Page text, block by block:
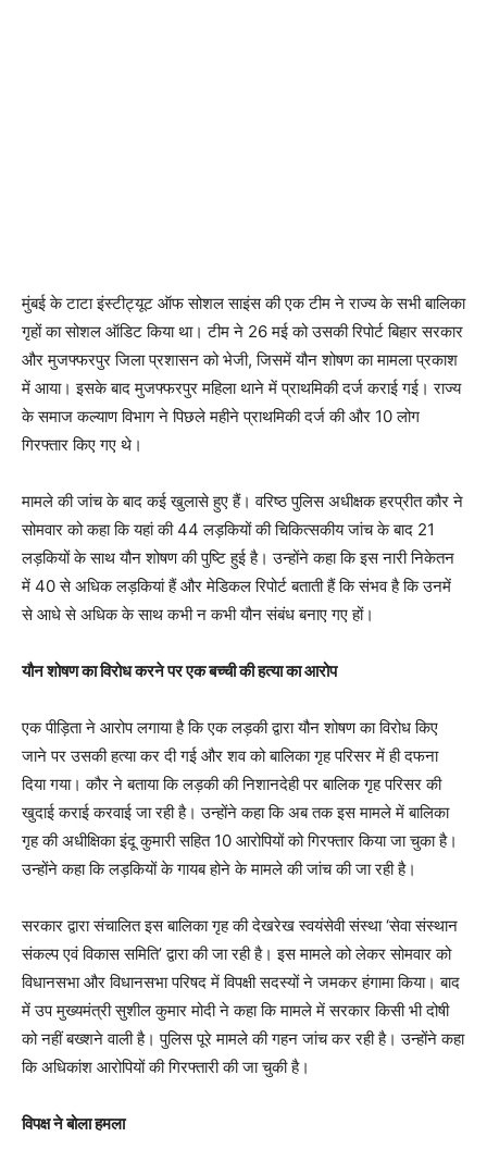
मुंबई के टाटा इंस्टीट्यूट ऑफ सोशल साइंस की एक टीम ने राज्य के सभी बालिका
गृहों का सोशल ऑडिट किया था। टीम ने 26 मई को उसकी रिपोर्ट बिहार सरकार
और मुजफ्फरपुर जिला प्रशासन को भेजी, जिसमें यौन शोषण का मामला प्रकाश
में आया। इसके बाद मुजफ्फरपुर महिला थाने में प्राथमिकी दर्ज कराई गई। राज्य
के समाज कल्याण विभाग ने पिछले महीने प्राथमिकी दर्ज की और 10 लोग
गिरफ्तार किए गए थे।
मामले की जांच के बाद कई खुलासे हुए हैं। वरिष्ठ पुलिस अधीक्षक हरप्रीत कौर ने
सोमवार को कहा कि यहां की 44 लड़कियों की चिकित्सकीय जांच के बाद 21
लड़कियों के साथ यौन शोषण की पुष्टि हुई है। उन्होंने कहा कि इस नारी निकेतन
में 40 से अधिक लड़कियां हैं और मेडिकल रिपोर्ट बताती हैं कि संभव है कि उनमें
से आधे से अधिक के साथ कभी न कभी यौन संबंध बनाए गए हों।
यौन शोषण का विरोध करने पर एक बच्ची की हत्या का आरोप
एक पीड़िता ने आरोप लगाया है कि एक लड़की द्वारा यौन शोषण का विरोध किए
जाने पर उसकी हत्या कर दी गई और शव को बालिका गृह परिसर में ही दफना
दिया गया। कौर ने बताया कि लड़की की निशानदेही पर बालिक गृह परिसर की
खुदाई कराई करवाई जा रही है। उन्होंने कहा कि अब तक इस मामले में बालिका
गृह की अधीक्षिका इंदू कुमारी सहित 10 आरोपियों को गिरफ्तार किया जा चुका है।
उन्होंने कहा कि लड़कियों के गायब होने के मामले की जांच की जा रही है।
सरकार द्वारा संचालित इस बालिका गृह की देखरेख स्वयंसेवी संस्था ‘सेवा संस्थान
संकल्प एवं विकास समिति’ द्वारा की जा रही है। इस मामले को लेकर सोमवार को
विधानसभा और विधानसभा परिषद में विपक्षी सदस्यों ने जमकर हंगामा किया। बाद
में उप मुख्यमंत्री सुशील कुमार मोदी ने कहा कि मामले में सरकार किसी भी दोषी
को नहीं बख्शने वाली है। पुलिस पूरे मामले की गहन जांच कर रही है। उन्होंने कहा
कि अधिकांश आरोपियों की गिरफ्तारी की जा चुकी है।
विपक्ष ने बोला हमला